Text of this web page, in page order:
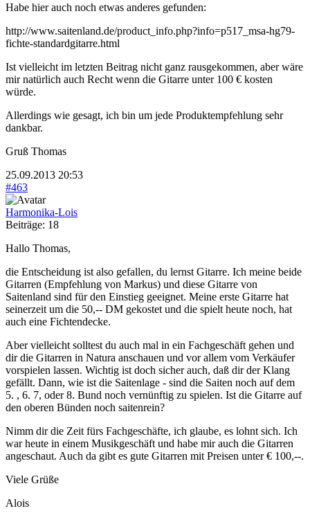
Habe hier auch noch etwas anderes gefunden:
http://www.saitenland.de/product_info.php?info=p517_msa-hg79-
fichte-standardgitarre.html
Ist vielleicht im letzten Beitrag nicht ganz rausgekommen, aber wäre
mir natürlich auch Recht wenn die Gitarre unter 100 € kosten
würde.
Allerdings wie gesagt, ich bin um jede Produktempfehlung sehr
dankbar.
Gruß Thomas
25.09.2013 20:53
#463
Harmonika-Lois
Beiträge: 18
Hallo Thomas,
die Entscheidung ist also gefallen, du lernst Gitarre. Ich meine beide
Gitarren (Empfehlung von Markus) und diese Gitarre von
Saitenland sind für den Einstieg geeignet. Meine erste Gitarre hat
seinerzeit um die 50,-- DM gekostet und die spielt heute noch, hat
auch eine Fichtendecke.
Aber vielleicht solltest du auch mal in ein Fachgeschäft gehen und
dir die Gitarren in Natura anschauen und vor allem vom Verkäufer
vorspielen lassen. Wichtig ist doch sicher auch, daß dir der Klang
gefällt. Dann, wie ist die Saitenlage - sind die Saiten noch auf dem
5. , 6. 7, oder 8. Bund noch vernünftig zu spielen. Ist die Gitarre auf
den oberen Bünden noch saitenrein?
Nimm dir die Zeit fürs Fachgeschäfte, ich glaube, es lohnt sich. Ich
war heute in einem Musikgeschäft und habe mir auch die Gitarren
angeschaut. Auch da gibt es gute Gitarren mit Preisen unter € 100,--.
Viele Grüße
Alois